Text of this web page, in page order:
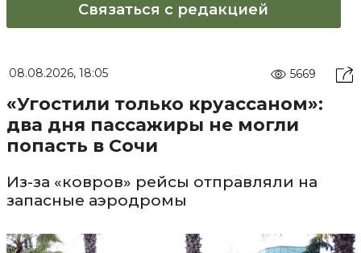
Связаться с редакцией
08.08.2026, 18:05 5669
«Угостили только круассаном»:
два дня пассажиры не могли
попасть в Сочи
Из-за «ковров» рейсы отправляли на
запасные аэродромы